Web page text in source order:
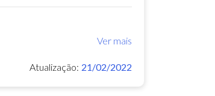
Ver mais
Atualização: 21/02/2022